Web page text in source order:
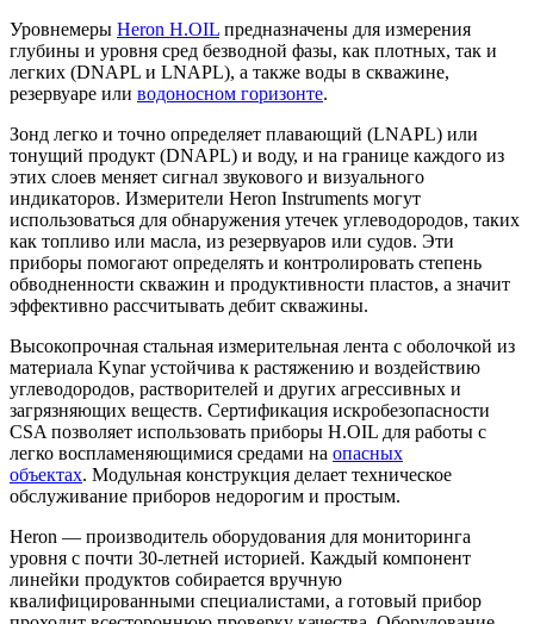
Уровнемеры Heron H.OIL предназначены для измерения
глубины и уровня сред безводной фазы, как плотных, так и
легких (DNAPL и LNAPL), а также воды в скважине,
резервуаре или водоносном горизонте.
Зонд легко и точно определяет плавающий (LNAPL) или
тонущий продукт (DNAPL) и воду, и на границе каждого из
этих слоев меняет сигнал звукового и визуального
индикаторов. Измерители Heron Instruments могут
использоваться для обнаружения утечек углеводородов, таких
как топливо или масла, из резервуаров или судов. Эти
приборы помогают определять и контролировать степень
обводненности скважин и продуктивности пластов, а значит
эффективно рассчитывать дебит скважины.
Высокопрочная стальная измерительная лента с оболочкой из
материала Kynar устойчива к растяжению и воздействию
углеводородов, растворителей и других агрессивных и
загрязняющих веществ. Сертификация искробезопасности
CSA позволяет использовать приборы H.OIL для работы с
легко воспламеняющимися средами на опасных
объектах. Модульная конструкция делает техническое
обслуживание приборов недорогим и простым.
Heron — производитель оборудования для мониторинга
уровня с почти 30-летней историей. Каждый компонент
линейки продуктов собирается вручную
квалифицированными специалистами, а готовый прибор